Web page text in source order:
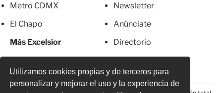
Utilizamos cookies propias y de terceros para
personalizar y mejorar el uso y la experiencia de
Metro CDMX
El Chapo
Más Excelsior
Newsletter
Anúnciate
Directorio